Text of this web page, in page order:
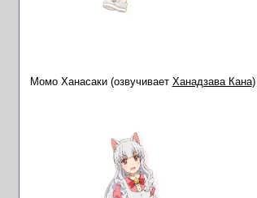
Момо Ханасаки (озвучивает Ханадзава Кана)